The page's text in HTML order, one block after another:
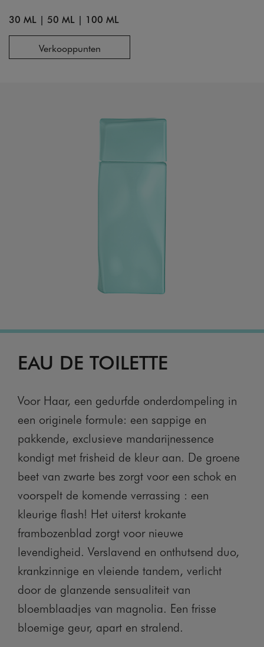
30 ML | 50 ML | 100 ML
Verkooppunten
EAU DE TOILETTE
Voor Haar, een gedurfde onderdompeling in
een originele formule: een sappige en
pakkende, exclusieve mandarijnessence
kondigt met frisheid de kleur aan. De groene
beet van zwarte bes zorgt voor een schok en
voorspelt de komende verrassing : een
kleurige flash! Het uiterst krokante
frambozenblad zorgt voor nieuwe
levendigheid. Verslavend en onthutsend duo,
krankzinnige en vleiende tandem, verlicht
door de glanzende sensualiteit van
bloemblaadjes van magnolia. Een frisse
bloemige geur, apart en stralend.